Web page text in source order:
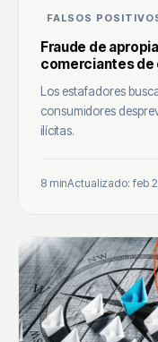
FALSOS
Fraude de
comerciantes de
Los estafadores
consumidores
ilícitas.
8 minActualizado: feb